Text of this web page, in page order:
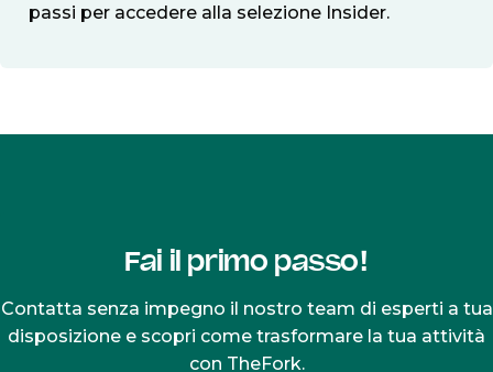
passi per accedere alla selezione Insider.
Fai il primo passo!
Contatta senza impegno il nostro team di esperti a tua
disposizione e scopri come trasformare la tua attività
con TheFork.